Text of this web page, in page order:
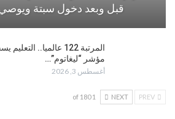
قبل وبعد دخول سبتة ويوصي
المرتبة 122 عالميا..
مؤشر “ليغاتوم”…
أغسطس 3, 2026
NEXT
1 of 180